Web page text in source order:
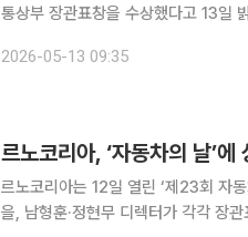
통상부 장관표창을 수상했다고 13일 밝혔다. 금호타이어는 지난해에 이어 2년 연
리어트호텔 서울에서 열린 ‘자동차의
2026-05-13 09:35
르노코리아, ‘자동차의 날’
르노코리아는 12일 열린 ‘제23회 자
을, 남형훈·정현무 디렉터가 각각 장관표창을 수상